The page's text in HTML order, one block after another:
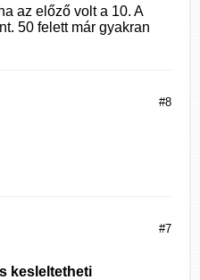
az előző volt a 10. A
50 felett már gyakran
#8
#7
kesleltetheti